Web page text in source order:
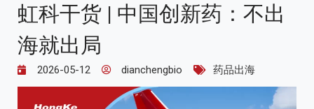
虹科干货 | 中国创新药：不出
海就出局
2026-05-12 dianchengbio 药品出海